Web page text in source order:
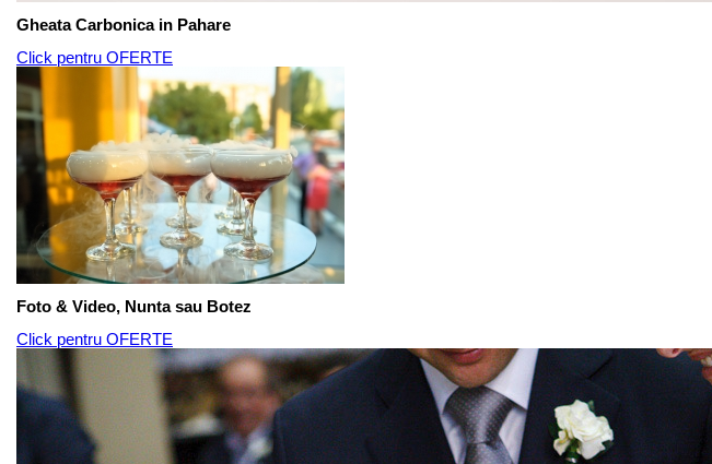
Gheata Carbonica in Pahare
Click pentru OFERTE
Foto & Video, Nunta sau Botez
Click pentru OFERTE